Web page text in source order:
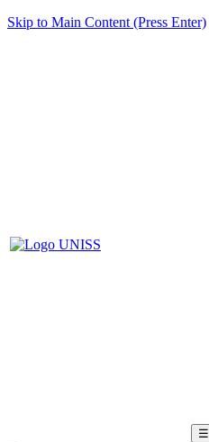
Skip to Main Content (Press Enter)
☰